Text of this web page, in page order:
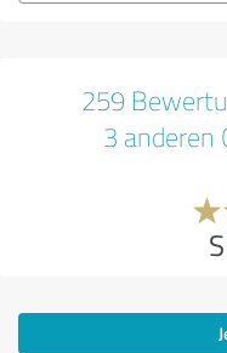
259
3 anderen